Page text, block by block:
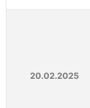
20.02.2025